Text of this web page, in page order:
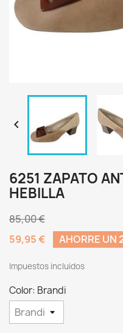

6251 ZAPATO
HEBILLA
85,00 €
59,95 €
AHORRE UN
Impuestos incluidos
Color: Brandi